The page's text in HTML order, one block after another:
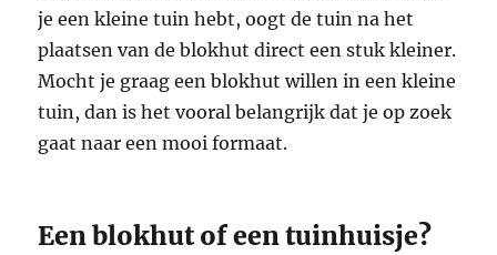
je een kleine tuin hebt, oogt de tuin na het
plaatsen van de blokhut direct een stuk kleiner.
Mocht je graag een blokhut willen in een kleine
tuin, dan is het vooral belangrijk dat je op zoek
gaat naar een mooi formaat.
Een blokhut of een tuinhuisje?